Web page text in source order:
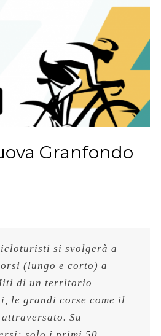
Granfondo
si svolgerà a
(lungo e corto) a
di un territorio
le grandi corse come il